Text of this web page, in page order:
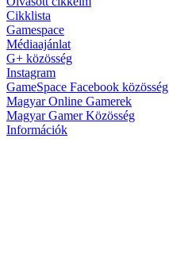
Cikklista
Gamespace
Médiaajánlat
G+ közösség
Instagram
GameSpace Facebook közösség
Magyar Online Gamerek
Magyar Gamer Közösség
Információk